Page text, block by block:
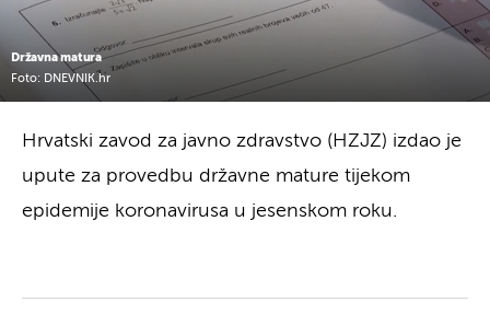
Državna matura
Foto: DNEVNIK.hr
Hrvatski zavod za javno zdravstvo (HZJZ) izdao je
upute za provedbu državne mature tijekom
epidemije koronavirusa u jesenskom roku.